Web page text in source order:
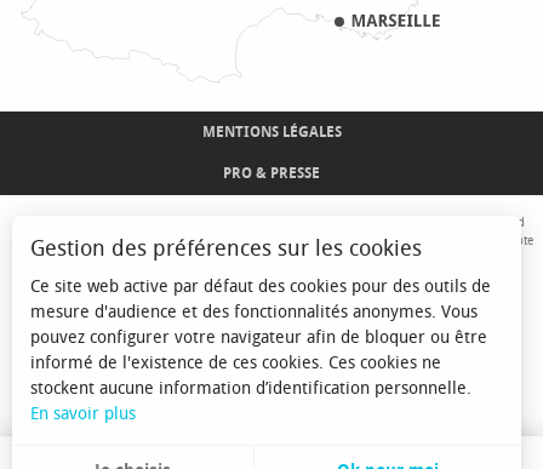
MENTIONS LÉGALES
PRO & PRESSE
Avec le concours de l'Union Européenne. L'Europe s'engage sur le Massif Alpin avec le fond
Européen de Développement Régional. Co-financé par le Conseil Régional Provence-Alpes-Côte
d'Azur et l'Etat, Commissariat Général des Territoires - FNADT - CIMA
Gestion des préférences sur les cookies
Ce site web active par défaut des cookies pour des outils de
mesure d'audience et des fonctionnalités anonymes. Vous
pouvez configurer votre navigateur afin de bloquer ou être
informé de l'existence de ces cookies. Ces cookies ne
stockent aucune information d’identification personnelle.
En savoir plus